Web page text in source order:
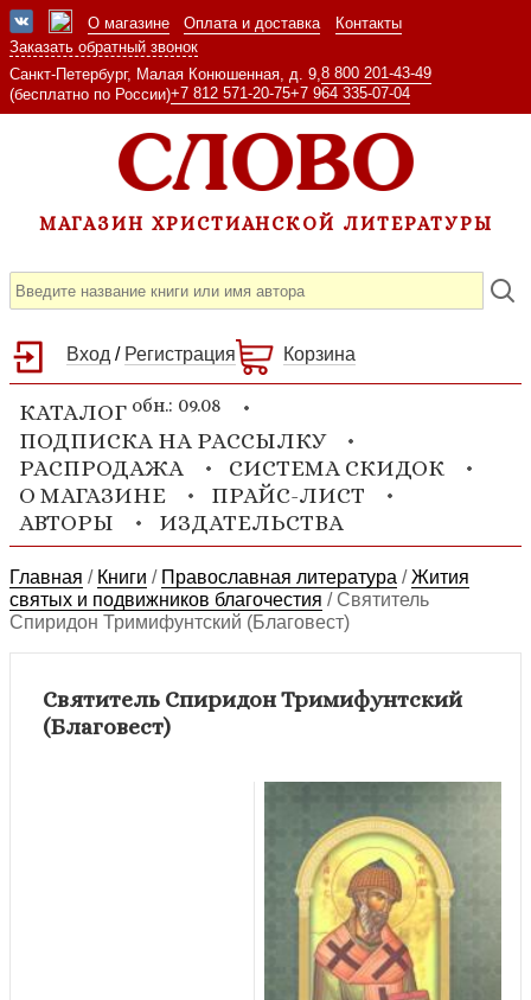
О магазине Оплата и доставка
Контакты
Заказать обратный звонок
Санкт-Петербург, Малая Конюшенная, д. 9, 8 800 201-43-49
(бесплатно по России)+7 812 571-20-75+7 964 335-07-04
МАГАЗИН ХРИСТИАНСКОЙ ЛИТЕРАТУРЫ
Вход / Регистрация Корзина
КАТАЛОГ обн.: 09.08
ПОДПИСКА НА РАССЫЛКУ
РАСПРОДАЖА
СИСТЕМА СКИДОК
О МАГАЗИНЕ
ПРАЙС-ЛИСТ
АВТОРЫ
ИЗДАТЕЛЬСТВА
Главная / Книги / Православная литература /Жития
святых и подвижников благочестия /Святитель
Спиридон Тримифунтский (Благовест)
Святитель Спиридон Тримифунтский
(Благовест)